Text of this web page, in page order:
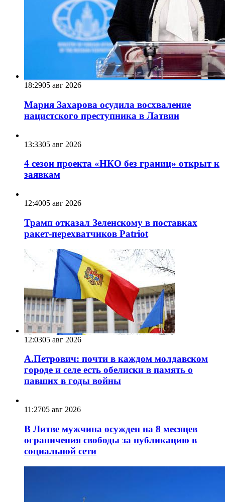
18:2905 авг 2026
Мария Захарова осудила восхваление
нацистского преступника в Латвии
13:3305 авг 2026
4 сезон проекта «НКО без границ» открыт к
заявкам
12:4005 авг 2026
Трамп отказал Зеленскому в поставках
ракет-перехватчиков Patriot
12:0305 авг 2026
А.Петрович: почти в каждом молдавском
городе и селе есть обелиски в память о
павших в годы войны
11:2705 авг 2026
В Литве мужчина осужден на 8 месяцев
ограничения свободы за публикацию в
социальной сети